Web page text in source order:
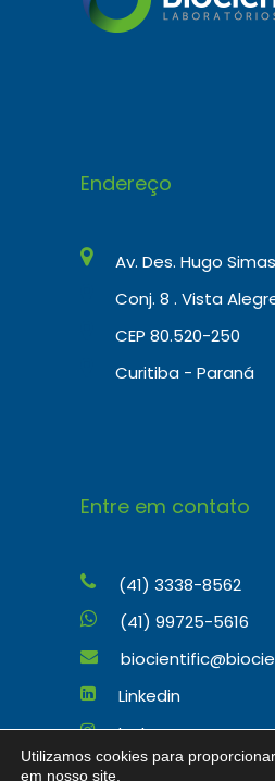
Endereço
Av. Des. Hugo
Conj. 8 . Vista
CEP 80.520-250
Curitiba - Paraná
Entre em contato
(41) 3338-8562
(41) 99725-5616
Linkedin
Instagram
Utilizamos cookies para
em nosso site.